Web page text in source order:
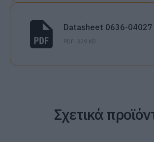
Datasheet 0636-04027
PDF 329 KB
Σχετικά